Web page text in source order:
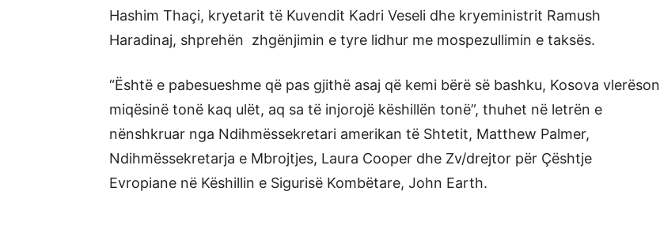
Hashim Thaçi, kryetarit të Kuvendit Kadri Veseli dhe kryeministrit Ramush
Haradinaj, shprehën zhgënjimin e tyre lidhur me mospezullimin e taksës.
“Është e pabesueshme që pas gjithë asaj që kemi bërë së bashku, Kosova vlerëson
miqësinë tonë kaq ulët, aq sa të injorojë këshillën tonë”, thuhet në letrën e
nënshkruar nga Ndihmëssekretari amerikan të Shtetit, Matthew Palmer,
Ndihmëssekretarja e Mbrojtjes, Laura Cooper dhe Zv/drejtor për Çështje
Evropiane në Këshillin e Sigurisë Kombëtare, John Earth.